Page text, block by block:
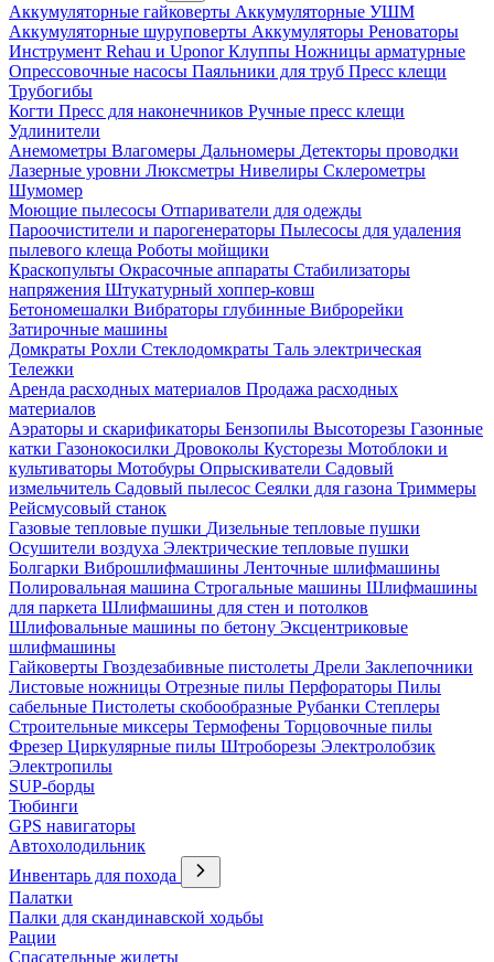
Аккумуляторные гайковерты Аккумуляторные УШМ
Аккумуляторные шуруповерты Аккумуляторы Реноваторы
Инструмент Rehau и UponorКлуппы Ножницы арматурные
Опрессовочные насосы Паяльники для труб Пресс клещи
Трубогибы
Когти Пресс для наконечников Ручные пресс клещи
Удлинители
Анемометры Влагомеры Дальномеры Детекторы проводки
Лазерные уровни Люксметры Нивелиры Склерометры
Шумомер
Моющие пылесосы Отпариватели для одежды
Пароочистители и парогенераторы Пылесосы для удаления
пылевого клеща Роботы мойщики
Краскопульты Окрасочные аппараты Стабилизаторы
напряжения Штукатурный хоппер-ковш
Бетономешалки Вибраторы глубинные Виброрейки
Затирочные машины
Домкраты Рохли Стеклодомкраты Таль электрическая
Тележки
Аренда расходных материалов Продажа расходных
материалов
Аэраторы и скарификаторы Бензопилы Высоторезы Газонные
катки Газонокосилки Дровоколы Кусторезы Мотоблоки и
культиваторы Мотобуры Опрыскиватели Садовый
измельчитель Садовый пылесос Сеялки для газона Триммеры
Рейсмусовый станок
Газовые тепловые пушки Дизельные тепловые пушки
Осушители воздуха Электрические тепловые пушки
Болгарки Виброшлифмашины Ленточные шлифмашины
Полировальная машина Строгальные машины Шлифмашины
для паркета Шлифмашины для стен и потолков
Шлифовальные машины по бетону Эксцентриковые
шлифмашины
Гайковерты Гвоздезабивные пистолеты Дрели Заклепочники
Листовые ножницы Отрезные пилы Перфораторы Пилы
сабельные Пистолеты скобообразные Рубанки Степлеры
Строительные миксеры Термофены Торцовочные пилы
Фрезер Циркулярные пилы Штроборезы Электролобзик
Электропилы
SUP-борды
Тюбинги
GPS навигаторы
Автохолодильник
Инвентарь для похода
Палатки
Палки для скандинавской ходьбы
Рации
Спасательные жилеты